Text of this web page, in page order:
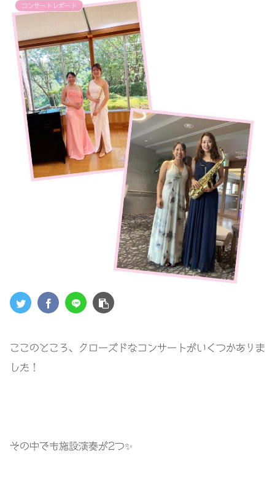
コンサートレポート
ここのところ、クローズドなコンサートがいくつかありま
した！
その中でも施設演奏が2つ✨